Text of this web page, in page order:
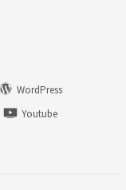
WordPress
Youtube